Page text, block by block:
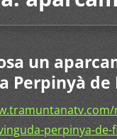
un
Perpinyà de
perpinya-